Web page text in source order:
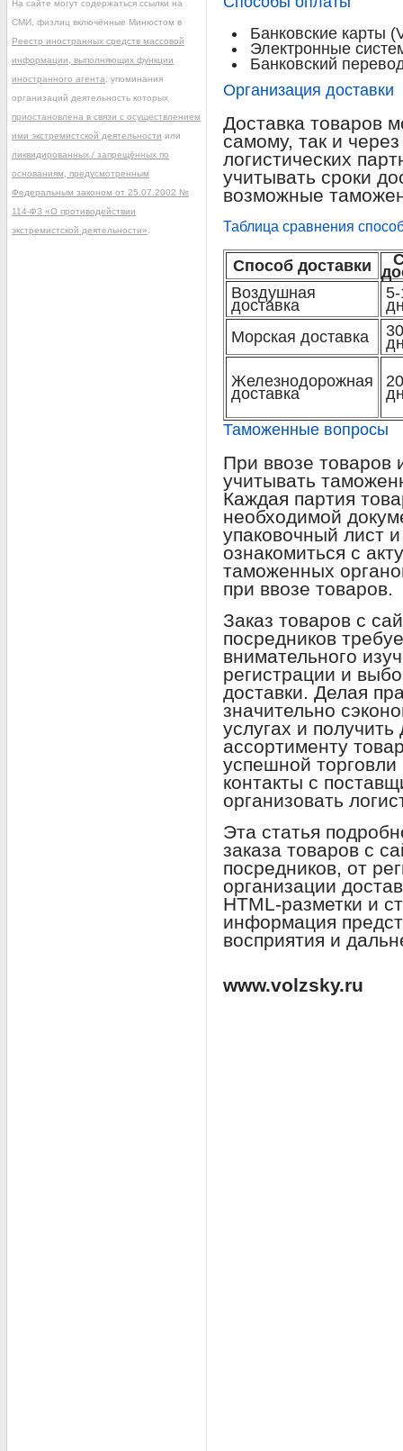
Банковские карты
Электронные
Банковский
Организация доставки
Доставка товаров
самому, так и
логистических
учитывать сроки
возможные
Таблица сравнения
Способ доставки
Воздушная
доставка
Морская доставка
Железнодорожная
доставка
Таможенные вопросы
При ввозе товаров
учитывать
Каждая партия
необходимой
упаковочный лист
ознакомиться с
таможенных
при ввозе товаров.
Заказ товаров с
посредников
внимательного
регистрации и
доставки. Делая
значительно
услугах и
ассортименту
успешной
контакты с
организовать
Эта статья
заказа товаров с
посредников, от
организации
HTML-разметки и
информация
восприятия и
www.volzsky.ru
На сайте могут содержаться ссылки на
СМИ, физлиц включённые Минюстом в
Реестр иностранных средств массовой
информации, выполняющих функции
иностранного агента , упоминания
организаций деятельность которых
приостановлена в связи с осуществлением
ими экстремистской деятельности или
ликвидированных / запрещённых по
основаниям, предусмотренным
Федеральным законом от 25.07.2002 №
114-ФЗ «О противодействии
экстремистской деятельности»